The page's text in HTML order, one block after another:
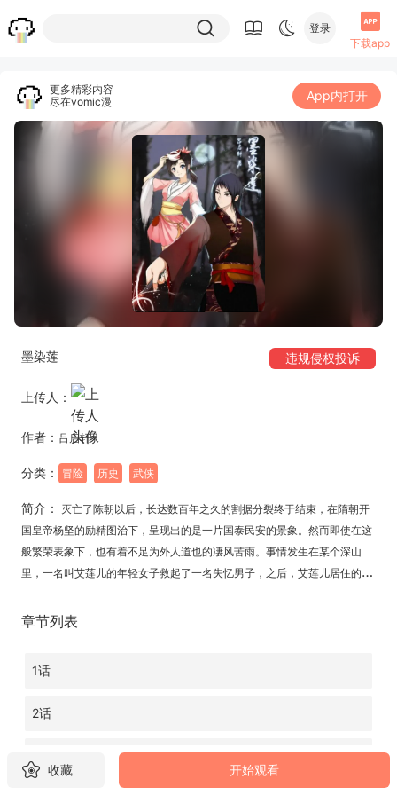
登录
下载app
更多精彩内容
尽在vomic漫
App内打开
墨染莲 违规侵权投诉
上传人：
作者： 吕启轩
分类： 冒险 历史 武侠
简介：
灭亡了陈朝以后，长达数百年之久的割据分裂终于结束，在隋朝开
国皇帝杨坚的励精图治下，呈现出的是一片国泰民安的景象。然而即使在这
般繁荣表象下，也有着不足为外人道也的凄风苦雨。事情发生在某个深山
里，一名叫艾莲儿的年轻女子救起了一名失忆男子，之后，艾莲儿居住的村
艾莲儿的身份是什么？还有那个看似失忆的男子，又是何方神圣？
章节列表
1话
2话
收藏 开始观看